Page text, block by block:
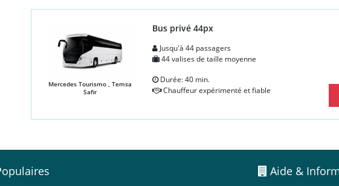
Mercedes Tourismo , Temsa
Safir
Bus privé 44px
Jusqu'à 44 passagers
44 valises de taille moyenne
Durée: 40 min.
Chauffeur expérimenté et fiable
Aide &